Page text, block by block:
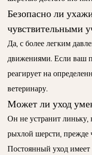
Безопасно ли
чувствительными
Да, с более легким
движениями. Если ваш
реагирует на
ветеринару.
Может ли уход
Он не устранит линьку,
рыхлой шерсти, прежде
Постоянный уход имеет